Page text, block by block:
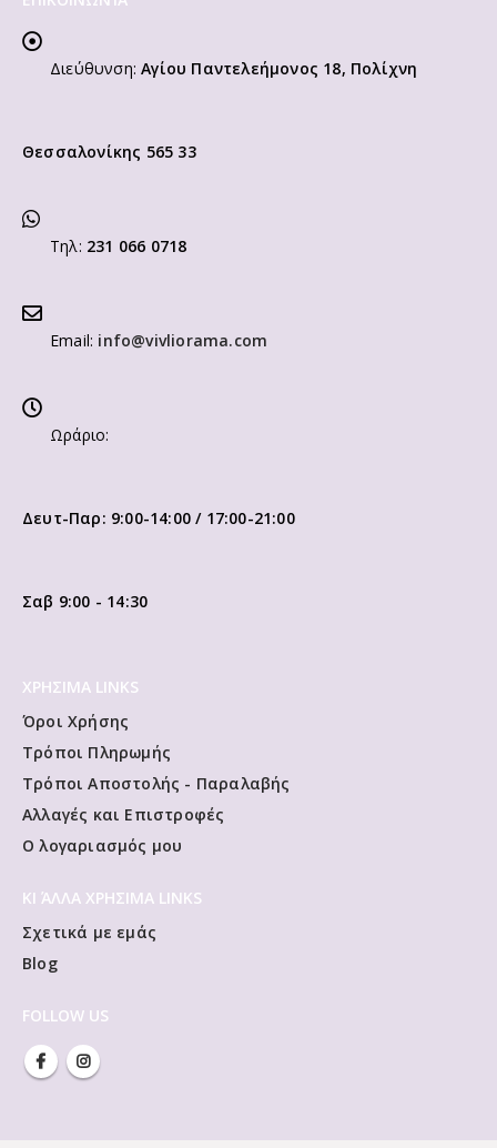
Σαβ 9:00 - 14:30
Όροι Χρήσης
Τρόποι Αποστολής - Παραλαβής
Αλλαγές και Επιστροφές
Ο λογαριασμός μου
ΚΙ ΆΛΛΑ ΧΡΗΣΙΜΑ LINKS
Σχετικά με εμάς
Blog